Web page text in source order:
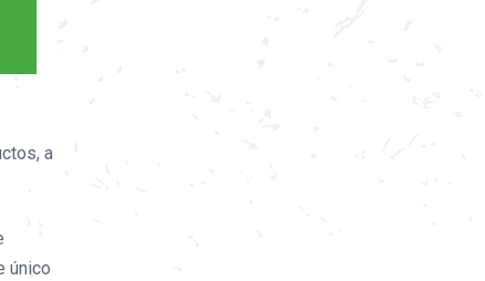
a
único